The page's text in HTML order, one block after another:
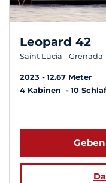
Leopard 42
Saint Lucia - Grenada
2023
12.67 Meter
4 Kabinen
10